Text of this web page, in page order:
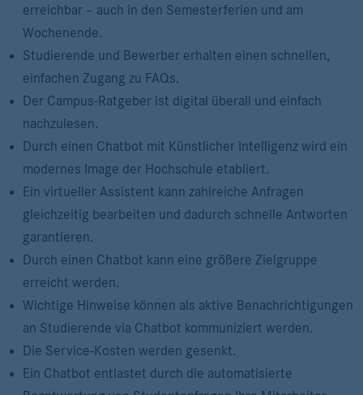
erreichbar – auch in den Semesterferien und am
Wochenende.
Studierende und Bewerber erhalten einen schnellen,
einfachen Zugang zu FAQs.
Der Campus-Ratgeber ist digital überall und einfach
nachzulesen.
Durch einen Chatbot mit Künstlicher Intelligenz wird ein
modernes Image der Hochschule etabliert.
Ein virtueller Assistent kann zahlreiche Anfragen
gleichzeitig bearbeiten und dadurch schnelle Antworten
garantieren.
Durch einen Chatbot kann eine größere Zielgruppe
erreicht werden.
Wichtige Hinweise können als aktive Benachrichtigungen
an Studierende via Chatbot kommuniziert werden.
Die Service-Kosten werden gesenkt.
Ein Chatbot entlastet durch die automatisierte